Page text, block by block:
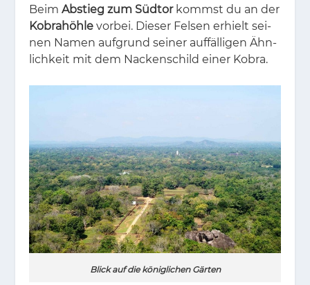
BeimAbstieg zum Südtorkommst du an der
Kobrahöhle vor­bei. Die­ser Fel­sen er­hielt sei­
nen Na­men auf­grund sei­ner auf­fäl­li­gen Ähn­
lich­keit mit dem Na­cken­schild ei­ner Ko­bra.
Blick auf die königlichen Gärten